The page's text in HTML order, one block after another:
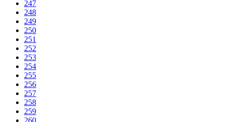
247
248
249
250
251
252
253
254
255
256
257
258
259
260